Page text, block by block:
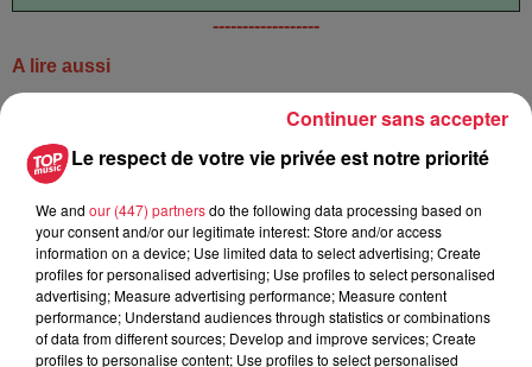
------------------
A lire aussi
La police du Bas-Rhin recrute des réservistes
Publié : 17 novembre 2023 à 19h47 - Modifié : 20 novembre
2023 à 14h05 Sébastien RUFFET
Le respect de votre vie privée est notre priorité
We and our (447) partnersdo the following data processing based on
your consent and/or our legitimate interest: Store and/or access
information on a device; Use limited data to select advertising; Create
profiles for personalised advertising; Use profiles to select personalised
advertising; Measure advertising performance; Measure content
performance; Understand audiences through statistics or combinations
of data from different sources; Develop and improve services; Create
profiles to personalise content; Use profiles to select personalised
Continuer sans accepter